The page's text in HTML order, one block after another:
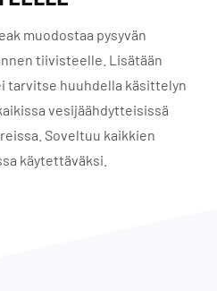
muodostaa pysyvän
tiivisteelle. Lisätään
tarvitse huuhdella käsittelyn
vesijäähdytteisissä
Soveltuu kaikkien
käytettäväksi.